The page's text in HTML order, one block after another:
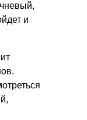
и